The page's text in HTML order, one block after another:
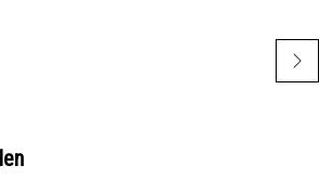
3/4 inch drive size for impact
applications without deformation.